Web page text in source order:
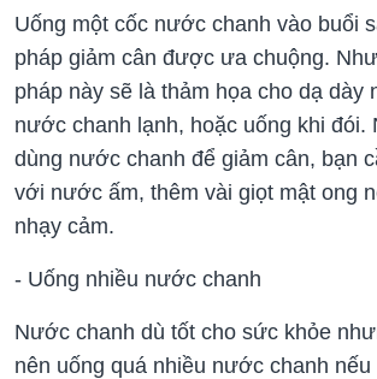
Uống một cốc nước chanh vào buổi
pháp giảm cân được ưa chuộng.
pháp này sẽ là thảm họa cho dạ dày
nước chanh lạnh, hoặc uống khi đói.
dùng nước chanh để giảm cân, bạn
với nước ấm, thêm vài giọt mật ong
nhạy cảm.
- Uống nhiều nước chanh
Nước chanh dù tốt cho sức khỏe
nên uống quá nhiều nước chanh nếu